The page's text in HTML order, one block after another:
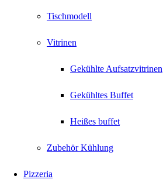
Tischmodell
Vitrinen
Gekühlte Aufsatzvitrinen
Gekühltes Buffet
Heißes buffet
Zubehör Kühlung
Pizzeria